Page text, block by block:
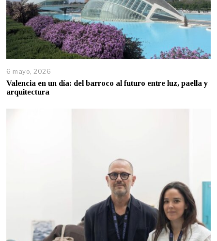
6 mayo, 2026
Valencia en un día: del barroco al futuro entre luz, paella y
arquitectura